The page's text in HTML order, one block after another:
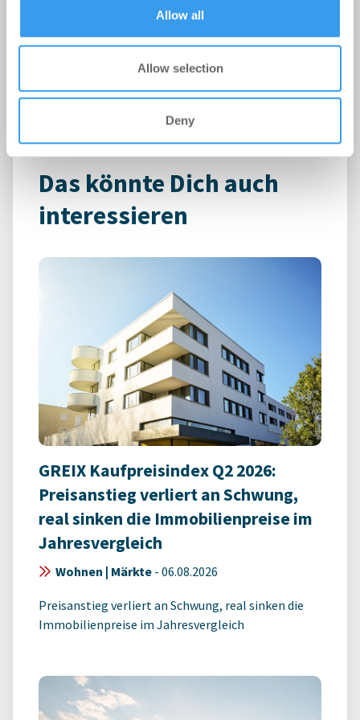
Allow all
Allow selection
Deny
der Immobilienbranche zum harten
Bewertungsmaßstab geworden.
Das könnte Dich auch
interessieren
GREIX Kaufpreisindex Q2 2026:
Preisanstieg verliert an Schwung,
real sinken die Immobilienpreise im
Jahresvergleich
Wohnen | Märkte - 06.08.2026
Preisanstieg verliert an Schwung, real sinken die
Immobilienpreise im Jahresvergleich